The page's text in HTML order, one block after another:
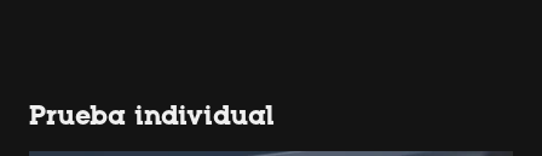
Prueba individual